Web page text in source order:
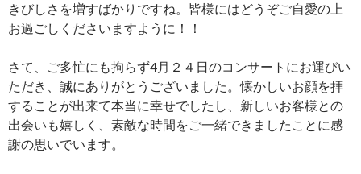
きびしさを増すばかりですね。皆様にはどうぞご自愛の上
お過ごしくださいますように！！
さて、ご多忙にも拘らず4月２４日のコンサートにお運びい
ただき、誠にありがとうございました。懐かしいお顔を拝
することが出来て本当に幸せでしたし、新しいお客様との
出会いも嬉しく、素敵な時間をご一緒できましたことに感
謝の思いでいます。